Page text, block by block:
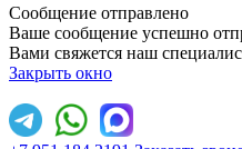
Сообщение отправлено
Ваше сообщение успешно
Вами свяжется наш
Закрыть окно